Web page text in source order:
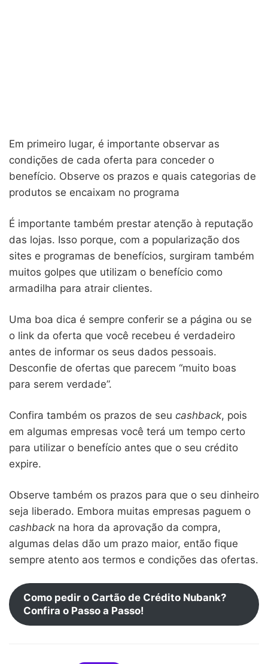
Em primeiro lugar, é importante observar as
condições de cada oferta para conceder o
benefício. Observe os prazos e quais categorias de
produtos se encaixam no programa
É importante também prestar atenção à reputação
das lojas. Isso porque, com a popularização dos
sites e programas de benefícios, surgiram também
muitos golpes que utilizam o benefício como
armadilha para atrair clientes.
Uma boa dica é sempre conferir se a página ou se
o link da oferta que você recebeu é verdadeiro
antes de informar os seus dados pessoais.
Desconfie de ofertas que parecem “muito boas
para serem verdade”.
Confira também os prazos de seu cashback, pois
em algumas empresas você terá um tempo certo
para utilizar o benefício antes que o seu crédito
expire.
Observe também os prazos para que o seu dinheiro
seja liberado. Embora muitas empresas paguem o
cashback na hora da aprovação da compra,
algumas delas dão um prazo maior, então fique
sempre atento aos termos e condições das ofertas.
Como pedir o Cartão de Crédito Nubank?
Confira o Passo a Passo!